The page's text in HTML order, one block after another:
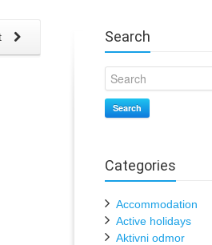
Search
Search
Categories
Accommodation
Active holidays
Aktivni odmor